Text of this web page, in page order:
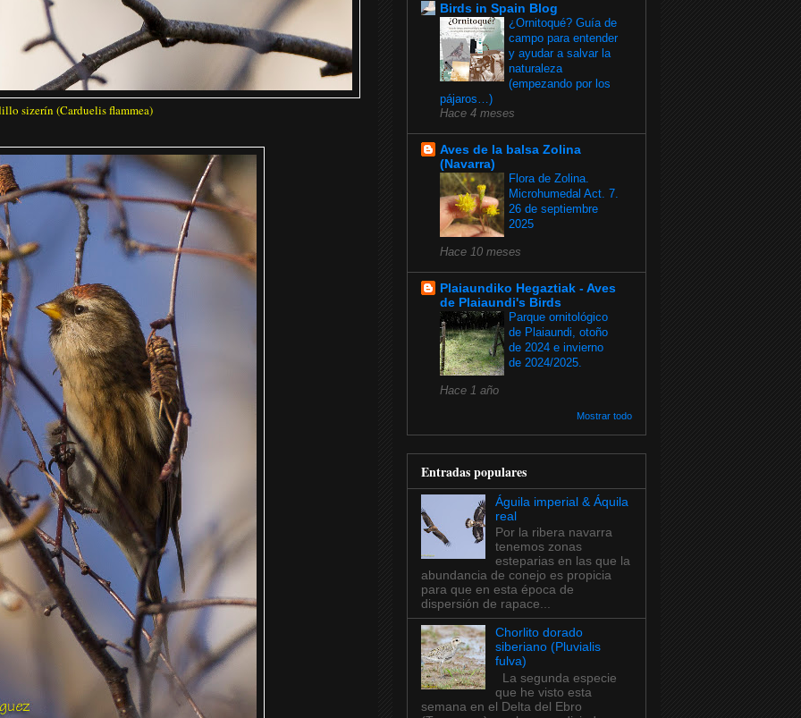
sizerín (Carduelis flammea)
Birds in Spain Blog
¿Ornitoqué? Guía de
campo para entender
y ayudar a salvar la
naturaleza
(empezando por los
pájaros…)
Hace 4 meses
Aves de la balsa Zolina
(Navarra)
Flora de Zolina.
Microhumedal Act. 7.
26 de septiembre
2025
Hace 10 meses
Plaiaundiko Hegaztiak - Aves
de Plaiaundi's Birds
Parque ornitológico
de Plaiaundi, otoño
de 2024 e invierno
de 2024/2025.
Hace 1 año
Mostrar todo
Entradas populares
Águila imperial & Áquila
real
Por la ribera navarra
tenemos zonas
esteparias en las que la
abundancia de conejo es propicia
para que en esta época de
dispersión de rapace...
Chorlito dorado
siberiano (Pluvialis
fulva)
La segunda especie
que he visto esta
semana en el Delta del Ebro